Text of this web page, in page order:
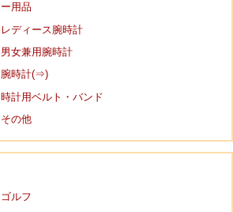
ー用品
レディース腕時計
男女兼用腕時計
腕時計(⇒)
時計用ベルト・バンド
その他
ゴルフ